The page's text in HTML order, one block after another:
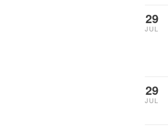
29
JUL
29
JUL